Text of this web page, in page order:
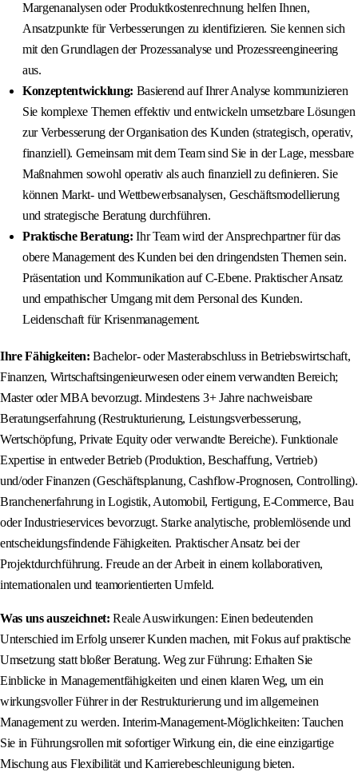
Margenanalysen oder Produktkostenrechnung helfen Ihnen,
Ansatzpunkte für Verbesserungen zu identifizieren. Sie kennen sich
mit den Grundlagen der Prozessanalyse und Prozessreengineering
aus.
Konzeptentwicklung: Basierend auf Ihrer Analyse kommunizieren
Sie komplexe Themen effektiv und entwickeln umsetzbare Lösungen
zur Verbesserung der Organisation des Kunden (strategisch, operativ,
finanziell). Gemeinsam mit dem Team sind Sie in der Lage, messbare
Maßnahmen sowohl operativ als auch finanziell zu definieren. Sie
können Markt- und Wettbewerbsanalysen, Geschäftsmodellierung
und strategische Beratung durchführen.
Praktische Beratung: Ihr Team wird der Ansprechpartner für das
obere Management des Kunden bei den dringendsten Themen sein.
Präsentation und Kommunikation auf C-Ebene. Praktischer Ansatz
und empathischer Umgang mit dem Personal des Kunden.
Leidenschaft für Krisenmanagement.
Ihre Fähigkeiten: Bachelor- oder Masterabschluss in Betriebswirtschaft,
Finanzen, Wirtschaftsingenieurwesen oder einem verwandten Bereich;
Master oder MBA bevorzugt. Mindestens 3+ Jahre nachweisbare
Beratungserfahrung (Restrukturierung, Leistungsverbesserung,
Wertschöpfung, Private Equity oder verwandte Bereiche). Funktionale
Expertise in entweder Betrieb (Produktion, Beschaffung, Vertrieb)
und/oder Finanzen (Geschäftsplanung, Cashflow-Prognosen, Controlling).
Branchenerfahrung in Logistik, Automobil, Fertigung, E-Commerce, Bau
oder Industrieservices bevorzugt. Starke analytische, problemlösende und
entscheidungsfindende Fähigkeiten. Praktischer Ansatz bei der
Projektdurchführung. Freude an der Arbeit in einem kollaborativen,
internationalen und teamorientierten Umfeld.
Was uns auszeichnet: Reale Auswirkungen: Einen bedeutenden
Unterschied im Erfolg unserer Kunden machen, mit Fokus auf praktische
Umsetzung statt bloßer Beratung. Weg zur Führung: Erhalten Sie
Einblicke in Managementfähigkeiten und einen klaren Weg, um ein
wirkungsvoller Führer in der Restrukturierung und im allgemeinen
Management zu werden. Interim-Management-Möglichkeiten: Tauchen
Sie in Führungsrollen mit sofortiger Wirkung ein, die eine einzigartige
Mischung aus Flexibilität und Karrierebeschleunigung bieten.